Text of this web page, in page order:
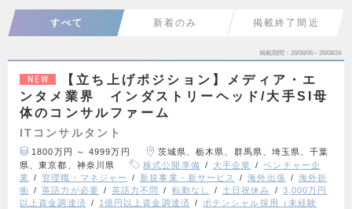
すべて 新着のみ 掲載終了間近
掲載期間 26/08/06～26/08/24
NEW
【立ち上げポジション】メディア・エ
ンタメ業界 インダストリーヘッド/大手SI母
体のコンサルファーム
ITコンサルタント
1800万円 ～ 4999万円
茨城県、栃木県、群馬県、埼玉県、千葉
県、東京都、神奈川県
株式公開準備 大手企業
ベンチャー企
業
管理職・マネジャー 新規事業・新サービス 海外出張
海外折
衝
英語力が必要 英語力不問 転勤なし 土日祝休み
3,000万円
以上資金調達済
1億円以上資金調達済
ポテンシャル採用（未経験